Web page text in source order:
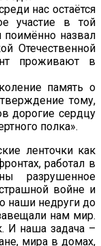
нас остаётся
участие в той
поимённо назвал
Отечественной
проживают в
память о
тому,
дорогие сердцу
полка».
ленточки как
работал в
разрушенное
войне и
наши недруги до
нам мир.
И наша задача –
мира в домах,